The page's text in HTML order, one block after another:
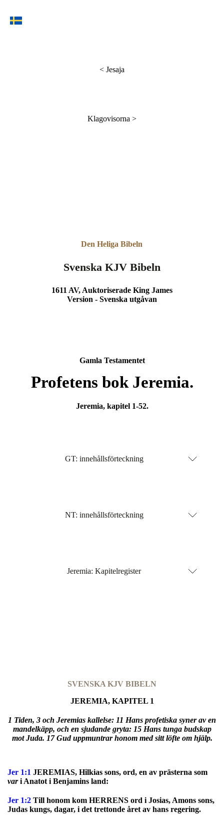
< Jesaja
Klagovisorna >
Den Heliga Bibeln
Svenska KJV Bibeln
1611 AV, Auktoriserade King James
Version - Svenska utgåvan
Gamla Testamentet
Profetens bok Jeremia.
Jeremia, kapitel 1-52.
GT: innehållsförteckning
NT: innehållsförteckning
Jeremia: Kapitelregister
SVENSKA KJV BIBELN
JEREMIA, KAPITEL 1
1 Tiden, 3 och Jeremias kallelse: 11 Hans profetiska syner av en
mandelkäpp, och en sjudande gryta: 15 Hans tunga budskap
mot Juda. 17 Gud uppmuntrar honom med sitt löfte om hjälp.
Jer 1:1 JEREMIAS, Hilkias sons, ord, en av prästerna som
vari Anatot i Benjamins land:
Jer 1:2 Till honom kom HERRENS ord i Josias, Amons sons,
Judas kungs, dagar, i det trettonde året av hans regering.